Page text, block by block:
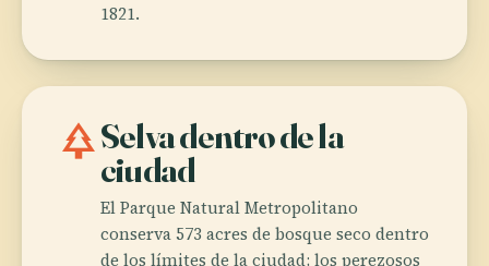
1821.
parkSelva dentro de la
ciudad
El Parque Natural Metropolitano
conserva 573 acres de bosque seco dentro
de los límites de la ciudad; los perezosos